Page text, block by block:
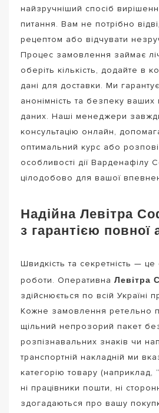
найзручніший спосіб
питання. Вам не потрібно
рецептом або відчувати
Процес замовлення займає
оберіть кількість, додайте в
дані для доставки. Ми
анонімність та безпеку
даних. Наші менеджери
консультацію онлайн,
оптимальний курс або
особливості дії Варденафілу
цілодобово для вашої
Надійна Левітра
з гарантією повної
Швидкість та секретність —
роботи. Оперативна Левітра
здійснюється по всій Україні
Кожне замовлення ретельно
щільний непрозорий пакет
розпізнавальних знаків чи
транспортній накладній ми
категорію товару (наприклад,
ні працівники пошти, ні
здогадаються про вашу